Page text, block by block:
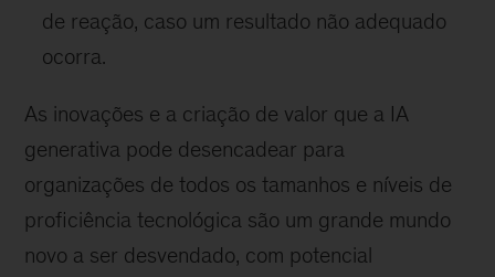
de reação, caso um resultado não adequado
ocorra.
As inovações e a criação de valor que a IA
generativa pode desencadear para
organizações de todos os tamanhos e níveis de
proficiência tecnológica são um grande mundo
novo a ser desvendado, com potencial